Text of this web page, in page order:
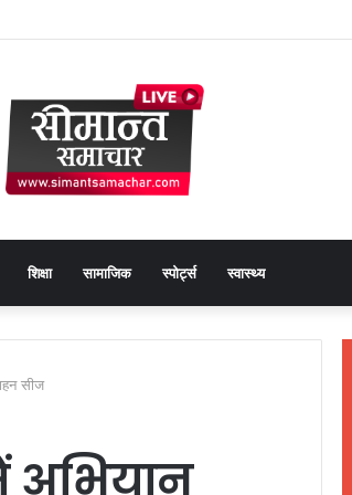
शिक्षा सामाजिक स्पोर्ट्स स्वास्थ्य
सीज
अभियान